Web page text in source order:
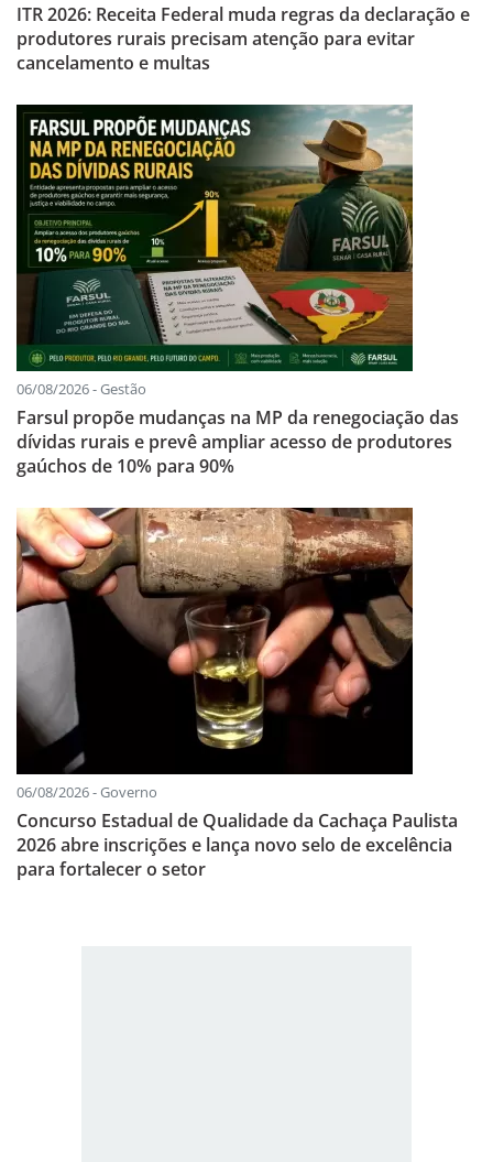
ITR 2026: Receita Federal muda regras da declaração e
produtores rurais precisam atenção para evitar
cancelamento e multas
06/08/2026 - Gestão
Farsul propõe mudanças na MP da renegociação das
dívidas rurais e prevê ampliar acesso de produtores
gaúchos de 10% para 90%
06/08/2026 - Governo
Concurso Estadual de Qualidade da Cachaça Paulista
2026 abre inscrições e lança novo selo de excelência
para fortalecer o setor